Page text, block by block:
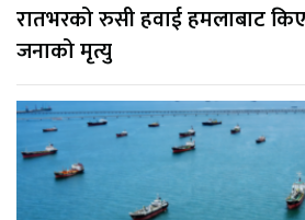
रातभरको रुसी हवाई हमलाबाट
जनाको मृत्यु